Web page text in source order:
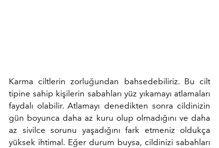
Karma ciltlerin zorluğundan bahsedebiliriz. Bu cilt
tipine sahip kişilerin sabahları yüz yıkamayı atlamaları
faydalı olabilir. Atlamayı denedikten sonra cildinizin
gün boyunca daha az kuru olup olmadığını ve daha
az sivilce sorunu yaşadığını fark etmeniz oldukça
yüksek ihtimal. Eğer durum buysa, cildinizi sabahları